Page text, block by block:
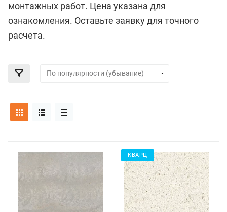
монтажных работ. Цена указана для
ознакомления. Оставьте заявку для точного
расчета.
КВАРЦ